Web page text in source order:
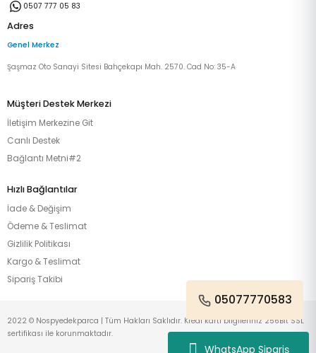
WhatsApp Sipariş
0507 777 05 83
Adres
Genel Merkez
Şaşmaz Oto Sanayi Sitesi Bahçekapı Mah. 2570. Cad No: 35-A
Müşteri Destek Merkezi
İletişim Merkezine Git
Canlı Destek
Bağlantı Metni#2
Hızlı Bağlantılar
İade & Değişim
Ödeme & Teslimat
Gizlilik Politikası
Kargo & Teslimat
Sipariş Takibi
05077770583
2022 © Nospyedekparca | Tüm Hakları Saklıdır. Kredi kartı bilgileriniz 256Bit SSL
sertifikası ile korunmaktadır.